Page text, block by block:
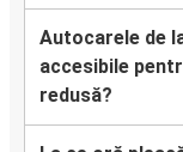
Autocarele de
accesibile
redusă?